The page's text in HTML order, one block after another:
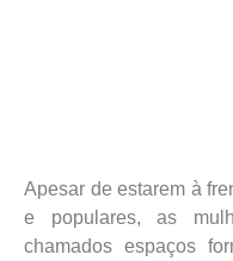
Apesar de estarem à
e populares, as
chamados espaços